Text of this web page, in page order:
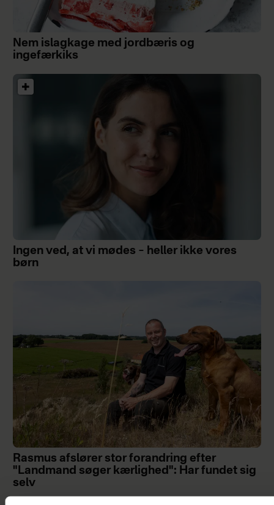
Nem islagkage med jordbæris og
ingefærkiks
Ingen ved, at vi mødes – heller ikke vores
børn
Rasmus afslører stor forandring efter
"Landmand søger kærlighed": Har fundet sig
selv